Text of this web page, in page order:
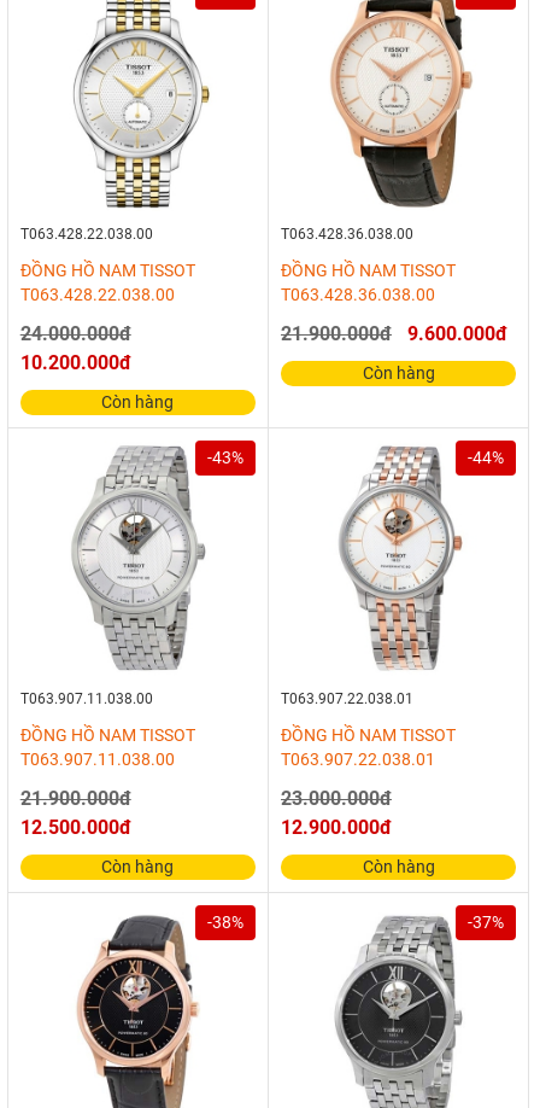
T063.428.22.038.00
ĐỒNG HỒ NAM TISSOT
T063.428.22.038.00
24.000.000đ
10.200.000đ
Còn hàng
T063.428.36.038.00
ĐỒNG HỒ NAM TISSOT
T063.428.36.038.00
21.900.000đ 9.600.000đ
Còn hàng
-43%
T063.907.11.038.00
ĐỒNG HỒ NAM TISSOT
T063.907.11.038.00
21.900.000đ
12.500.000đ
Còn hàng
-44%
T063.907.22.038.01
ĐỒNG HỒ NAM TISSOT
T063.907.22.038.01
23.000.000đ
12.900.000đ
Còn hàng
-38% -37%